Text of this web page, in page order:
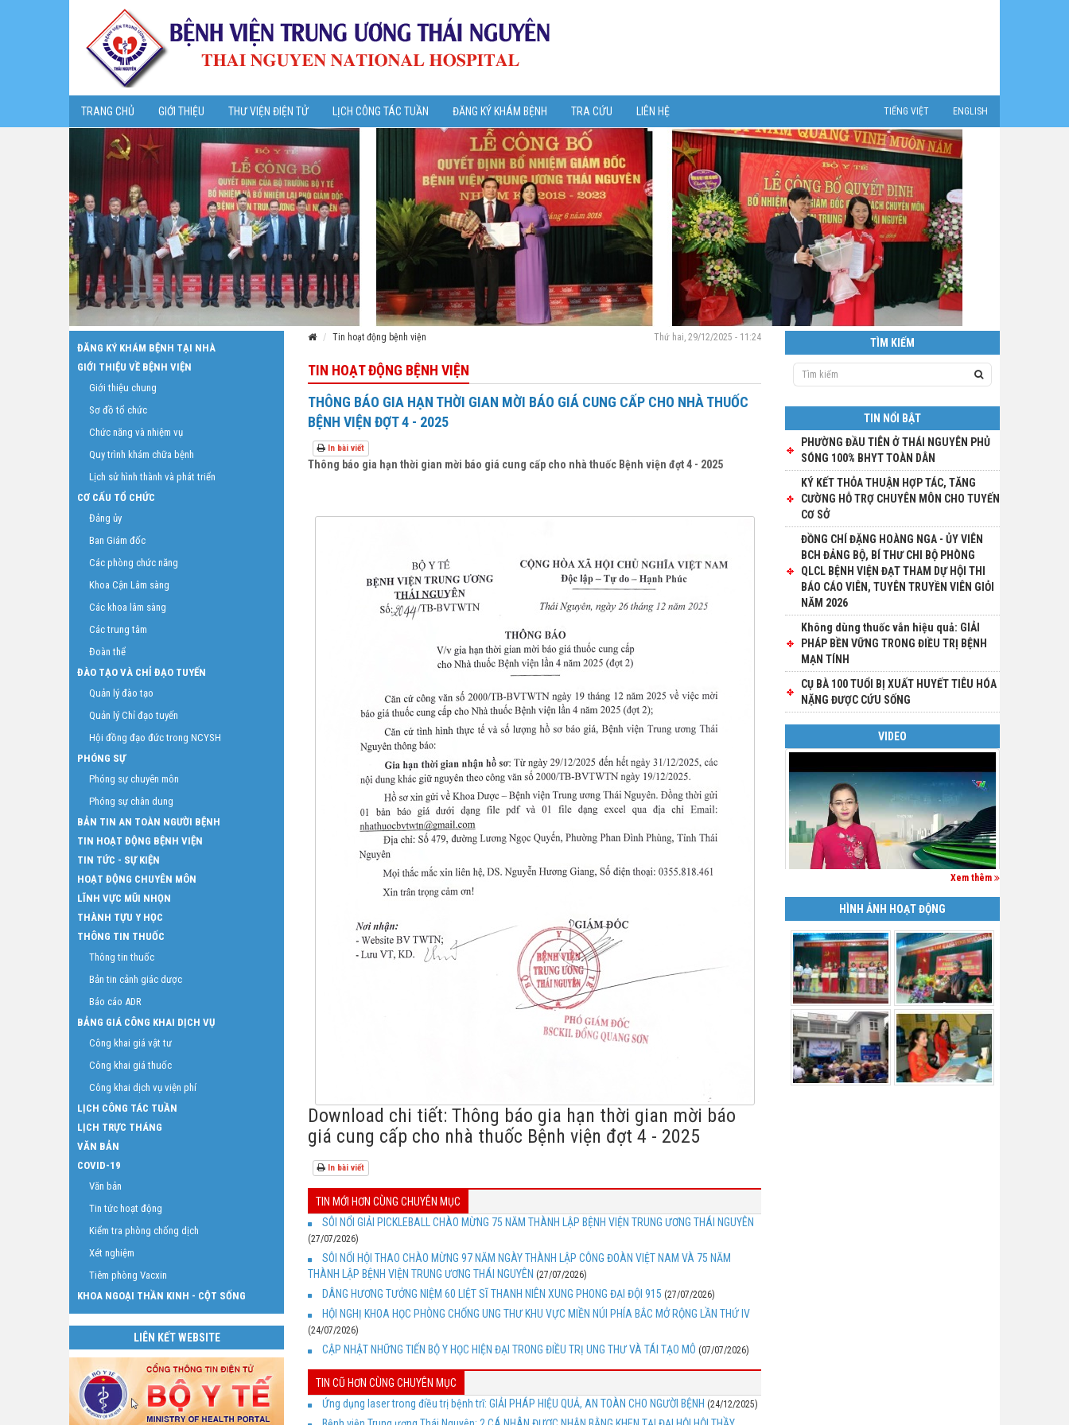
TRANG CHỦ GIỚI THIỆU THƯ VIỆN ĐIỆN TỬ LỊCH CÔNG TÁC TUẦN ĐĂNG KÝ KHÁM BỆNH TRA CỨU LIÊN HỆ TIẾNG VIỆT ENGLISH
Tin hoạt động bệnh viện Thứ hai, 29/12/2025 - 11:24
TIN HOẠT ĐỘNG BỆNH VIỆN
THÔNG BÁO GIA HẠN THỜI GIAN MỜI BÁO GIÁ CUNG CẤP CHO NHÀ THUỐC
BỆNH VIỆN ĐỢT 4 - 2025
In bài viết
Thông báo gia hạn thời gian mời báo giá cung cấp cho nhà thuốc Bệnh viện đợt 4 - 2025
Download chi tiết: Thông báo gia hạn thời gian mời báo
giá cung cấp cho nhà thuốc Bệnh viện đợt 4 - 2025
In bài viết
TIN MỚI HƠN CÙNG CHUYÊN MỤC
SÔI NỔI GIẢI PICKLEBALL CHÀO MỪNG 75 NĂM THÀNH LẬP BỆNH VIỆN TRUNG ƯƠNG THÁI NGUYÊN
(27/07/2026)
SÔI NỔI HỘI THAO CHÀO MỪNG 97 NĂM NGÀY THÀNH LẬP CÔNG ĐOÀN VIỆT NAM VÀ 75 NĂM
THÀNH LẬP BỆNH VIỆN TRUNG ƯƠNG THÁI NGUYÊN (27/07/2026)
DÂNG HƯƠNG TƯỞNG NIỆM 60 LIỆT SĨ THANH NIÊN XUNG PHONG ĐẠI ĐỘI 915 (27/07/2026)
HỘI NGHỊ KHOA HỌC PHÒNG CHỐNG UNG THƯ KHU VỰC MIỀN NÚI PHÍA BẮC MỞ RỘNG LẦN THỨ IV
(24/07/2026)
CẬP NHẬT NHỮNG TIẾN BỘ Y HỌC HIỆN ĐẠI TRONG ĐIỀU TRỊ UNG THƯ VÀ TÁI TẠO MÔ (07/07/2026)
TIN CŨ HƠN CÙNG CHUYÊN MỤC
Ứng dụng laser trong điều trị bệnh trĩ: GIẢI PHÁP HIỆU QUẢ, AN TOÀN CHO NGƯỜI BỆNH (24/12/2025)
ĐĂNG KÝ KHÁM BỆNH TẠI NHÀ
GIỚI THIỆU VỀ BỆNH VIỆN
Giới thiệu chung
Sơ đồ tổ chức
Chức năng và nhiệm vụ
Quy trình khám chữa bệnh
Lịch sử hình thành và phát triển
CƠ CẤU TỔ CHỨC
Đảng ủy
Ban Giám đốc
Các phòng chức năng
Khoa Cận Lâm sàng
Các khoa lâm sàng
Các trung tâm
Đoàn thể
ĐÀO TẠO VÀ CHỈ ĐẠO TUYẾN
Quản lý đào tạo
Quản lý Chỉ đạo tuyến
Hội đồng đạo đức trong NCYSH
PHÓNG SỰ
Phóng sự chuyên môn
Phóng sự chân dung
BẢN TIN AN TOÀN NGƯỜI BỆNH
TIN HOẠT ĐỘNG BỆNH VIỆN
TIN TỨC - SỰ KIỆN
HOẠT ĐỘNG CHUYÊN MÔN
LĨNH VỰC MŨI NHỌN
THÀNH TỰU Y HỌC
THÔNG TIN THUỐC
Thông tin thuốc
Bản tin cảnh giác dược
Báo cáo ADR
BẢNG GIÁ CÔNG KHAI DỊCH VỤ
Công khai giá vật tư
Công khai giá thuốc
Công khai dịch vụ viện phí
LỊCH CÔNG TÁC TUẦN
LỊCH TRỰC THÁNG
VĂN BẢN
COVID-19
Văn bản
Tin tức hoạt động
Kiểm tra phòng chống dịch
Xét nghiệm
Tiêm phòng Vacxin
KHOA NGOẠI THẦN KINH - CỘT SỐNG
LIÊN KẾT WEBSITE
TÌM KIẾM
TIN NỔI BẬT
PHƯỜNG ĐẦU TIÊN Ở THÁI NGUYÊN PHỦ
SÓNG 100% BHYT TOÀN DÂN
KÝ KẾT THỎA THUẬN HỢP TÁC, TĂNG
CƯỜNG HỖ TRỢ CHUYÊN MÔN CHO TUYẾN
CƠ SỞ
ĐỒNG CHÍ ĐẶNG HOÀNG NGA - ỦY VIÊN
BCH ĐẢNG BỘ, BÍ THƯ CHI BỘ PHÒNG
QLCL BỆNH VIỆN ĐẠT THAM DỰ HỘI THI
BÁO CÁO VIÊN, TUYÊN TRUYỀN VIÊN GIỎI
NĂM 2026
Không dùng thuốc vẫn hiệu quả: GIẢI
PHÁP BỀN VỮNG TRONG ĐIỀU TRỊ BỆNH
MẠN TÍNH
CỤ BÀ 100 TUỔI BỊ XUẤT HUYẾT TIÊU HÓA
NẶNG ĐƯỢC CỨU SỐNG
VIDEO
Xem thêm
HÌNH ẢNH HOẠT ĐỘNG